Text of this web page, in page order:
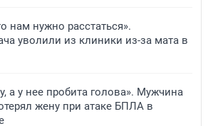
нам нужно расстаться».
уволили из клиники из-за мата в
а у нее пробита голова». Мужчина
жену при атаке БПЛА в